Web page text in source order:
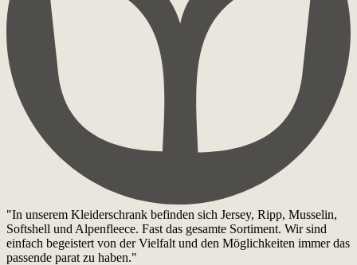
"In unserem Kleiderschrank befinden sich Jersey, Ripp, Musselin,
Softshell und Alpenfleece. Fast das gesamte Sortiment. Wir sind
einfach begeistert von der Vielfalt und den Möglichkeiten immer das
passende parat zu haben."